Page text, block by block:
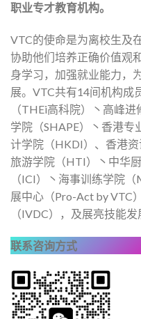
职业专才教育机构。
VTC的使命是为离校生及
协助他们培养正确价值观
身学习，加强就业能力，
展。VTC共有14间机构成
（THEi高科院）丶高峰
学院（SHAPE）丶香港专
计学院（HKDI）、香港
旅游学院（HTI）丶中华
（ICI）丶海事训练学院
展中心（Pro-Act by VTC
（IVDC），及展亮技能发
联系咨询方式